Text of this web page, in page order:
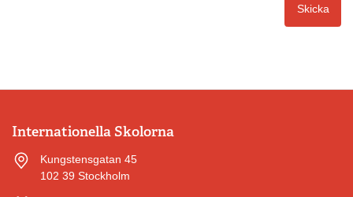
Skicka
Internationella Skolorna
Kungstensgatan 45
102 39 Stockholm